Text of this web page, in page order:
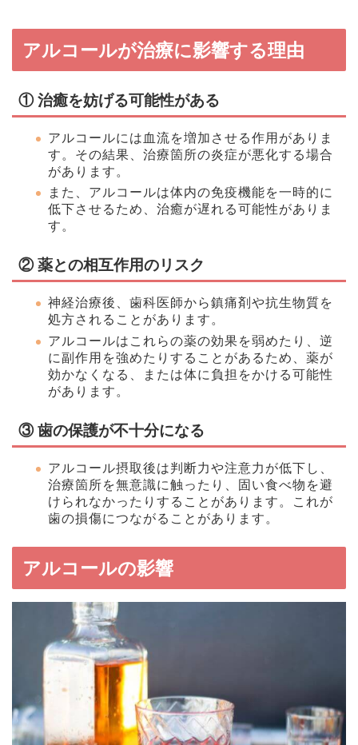
アルコールが治療に影響する理由
①治癒を妨げる可能性がある
アルコールには血流を増加させる作用がありま
す。その結果、治療箇所の炎症が悪化する場合
があります。
また、アルコールは体内の免疫機能を一時的に
低下させるため、治癒が遅れる可能性がありま
す。
②薬との相互作用のリスク
神経治療後、歯科医師から鎮痛剤や抗生物質を
処方されることがあります。
アルコールはこれらの薬の効果を弱めたり、逆
に副作用を強めたりすることがあるため、薬が
効かなくなる、または体に負担をかける可能性
があります。
③歯の保護が不十分になる
アルコール摂取後は判断力や注意力が低下し、
治療箇所を無意識に触ったり、固い食べ物を避
けられなかったりすることがあります。これが
歯の損傷につながることがあります。
アルコールの影響